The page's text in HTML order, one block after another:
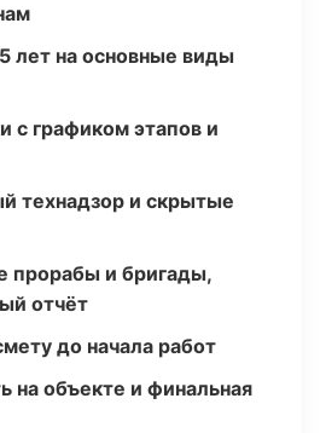
лет на основные виды
с графиком этапов и
технадзор и скрытые
прорабы и бригады,
отчёт
до начала работ
на объекте и финальная